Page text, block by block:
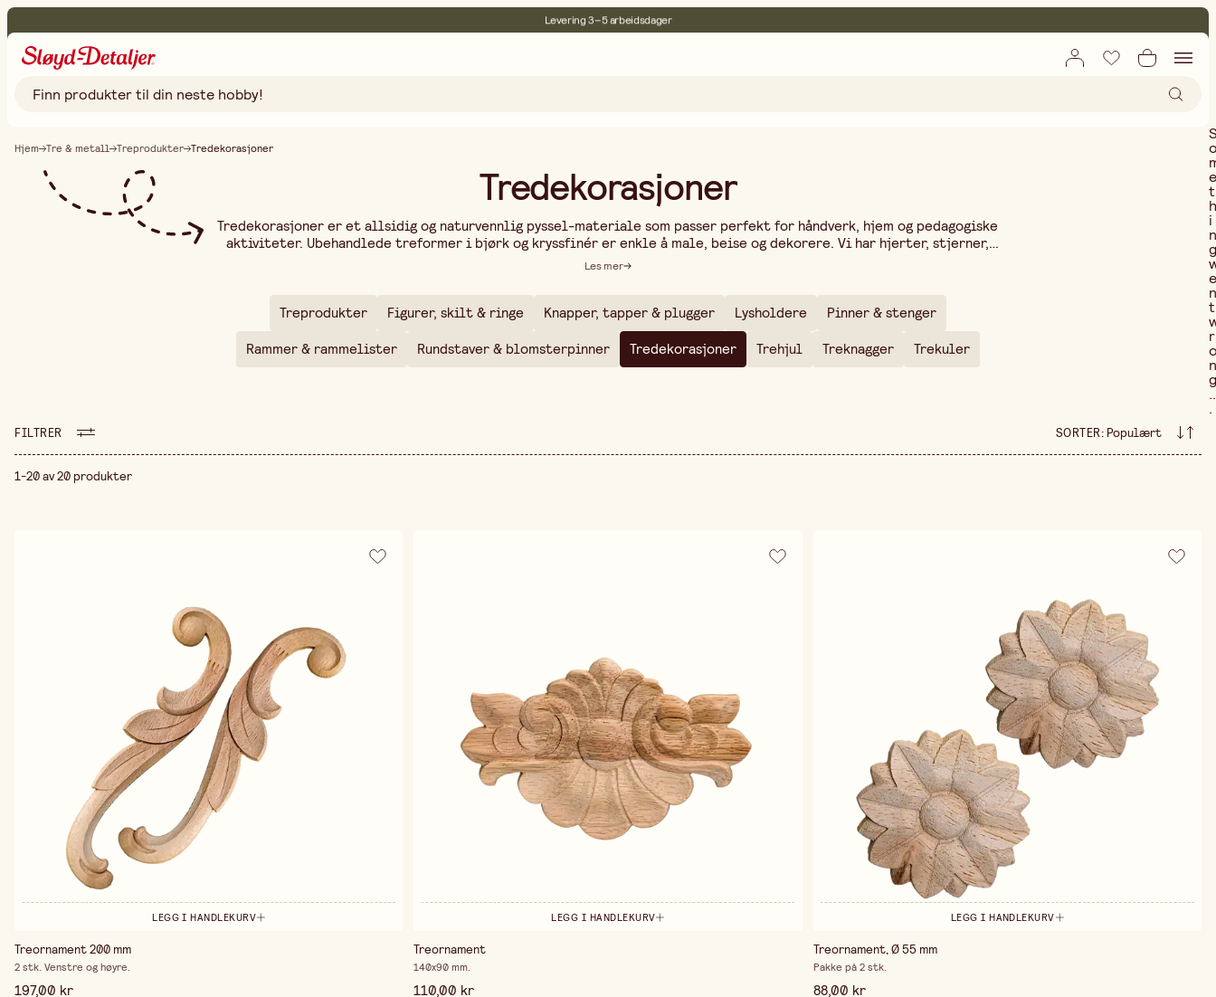
Levering 3–5 arbeidsdager
Hjem Tre & metall Treprodukter Tredekorasjoner
Tredekorasjoner
Tredekorasjoner er et allsidig og naturvennlig pyssel-materiale som passer perfekt for håndverk, hjem og pedagogiske
aktiviteter. Ubehandlede treformer i bjørk og kryssfinér er enkle å male, beise og dekorere. Vi har hjerter, stjerner,
sommerfugler, dyrefigurer, bokstaver og julmotiver i hundrevis av former og størrelser. Populært i barnehage og
Les mer
Treprodukter Figurer, skilt & ringe Knapper, tapper & plugger Lysholdere
Pinner & stenger
Rammer & rammelister
Rundstaver & blomsterpinner Tredekorasjoner Trehjul Treknagger Trekuler
FILTRER SORTER: Populært
1-20 av 20 produkter
LEGG I HANDLEKURV
Treornament 200 mm
2 stk. Venstre og høyre.
197,00 kr
LEGG I HANDLEKURV
Treornament
140x90 mm.
110,00 kr
LEGG I HANDLEKURV
Treornament, Ø 55 mm
Pakke på 2 stk.
88,00 kr
e
t
h
i
n
g
e
n
t
r
n
g
..
.